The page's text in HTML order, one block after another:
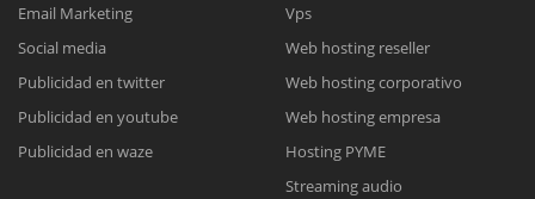
Reunión online
Nuestros ejecutivos le enviarán un correo electrónico con el enlace a
Meet para la reunión online.
Cotización
Complete el formulario y nos contactaremos a la brevedad.
Chat Online
para enviarnos un correo electrónico con sus datos personales.
Email Marketing
Social media
Publicidad en twitter
Publicidad en youtube
Publicidad en waze
Vps
Web hosting reseller
Web hosting corporativo
Web hosting empresa
Hosting PYME
Streaming audio